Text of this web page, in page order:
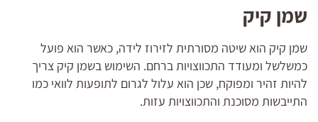
שמן קיק
שמן קיק הוא שיטה מסורתית לזירוז לידה, כאשר הוא פועל
כמשלשל ומעודד התכווצויות ברחם. השימוש בשמן קיק צריך
להיות זהיר ומפוקח, שכן הוא עלול לגרום לתופעות לוואי כמו
התייבשות מסוכנת והתכווצויות עזות.